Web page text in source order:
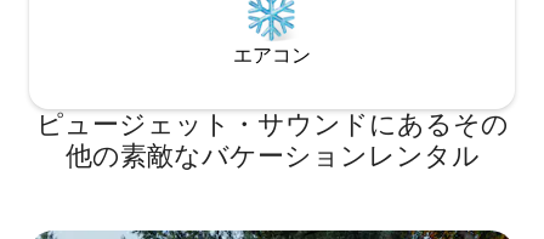
エアコン
ピュージェット・サウンドにあるその
他の素敵なバケーションレンタル